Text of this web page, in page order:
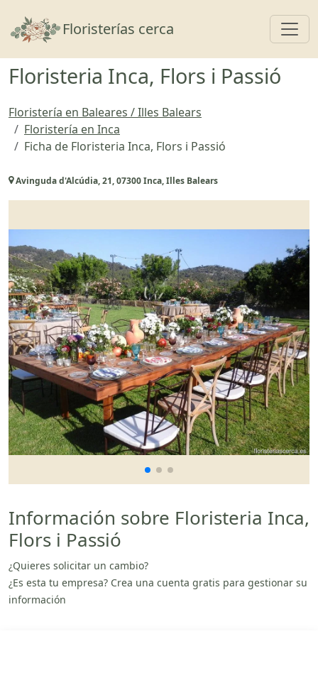
Floristerías cerca
Floristeria Inca, Flors i Passió
Floristería en Baleares / Illes Balears
Floristería en Inca
Ficha de Floristeria Inca, Flors i Passió
Avinguda d'Alcúdia, 21, 07300 Inca, Illes Balears
Información sobre Floristeria Inca,
Flors i Passió
¿Quieres solicitar un cambio?
¿Es esta tu empresa? Crea una cuenta gratis para gestionar su
información